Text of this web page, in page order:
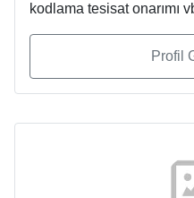
kodlama tesisat onarımı
Profil